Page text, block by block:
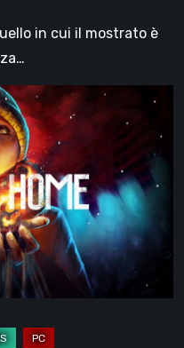
in cui il mostrato è